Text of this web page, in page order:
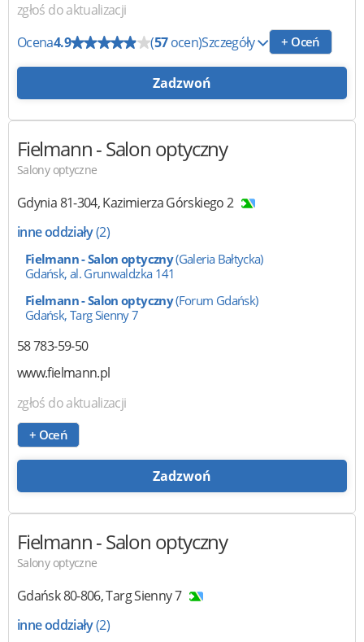
zgłoś do aktualizacji
Ocena4.9 (57ocen)Szczegóły + Oceń
Zadzwoń
Fielmann- Salon optyczny
Salony optyczne
Gdynia81-304,Kazimierza Górskiego 2
inne oddziały(2)
Fielmann - Salon optyczny(Galeria Bałtycka)
Gdańsk, al. Grunwaldzka 141
Fielmann - Salon optyczny(Forum Gdańsk)
Gdańsk, Targ Sienny 7
58 783-59-50
www.fielmann.pl
zgłoś do aktualizacji
+ Oceń
Zadzwoń
Fielmann- Salon optyczny
Salony optyczne
Gdańsk80-806,Targ Sienny 7
inne oddziały(2)